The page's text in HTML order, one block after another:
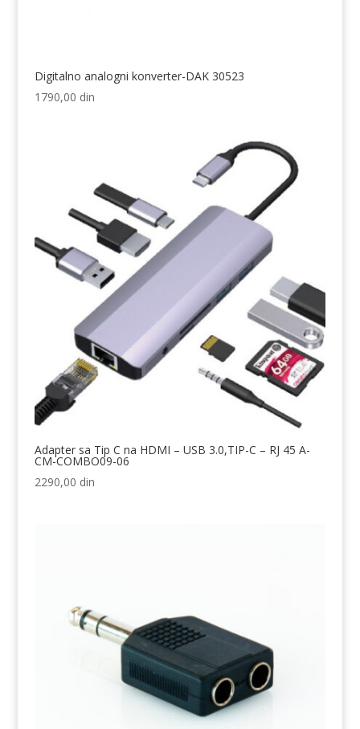
Digitalno analogni konverter-DAK 30523
1790,00 din
Adapter sa Tip C na HDMI – USB 3.0,TIP-C – RJ 45 A-
CM-COMBO09-06
2290,00 din